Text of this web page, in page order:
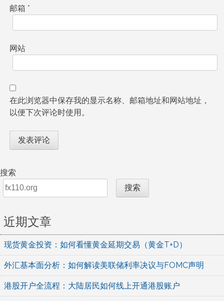
邮箱 *
网站
在此浏览器中保存我的显示名称、邮箱地址和网站地址，
以便下次评论时使用。
搜索
搜索
近期文章
现货黄金投资：如何看懂黄金延期交易（黄金T+D）
外汇基本面分析：如何解读美联储利率决议与FOMC声明
港股开户全流程：大陆居民如何线上开通港股账户